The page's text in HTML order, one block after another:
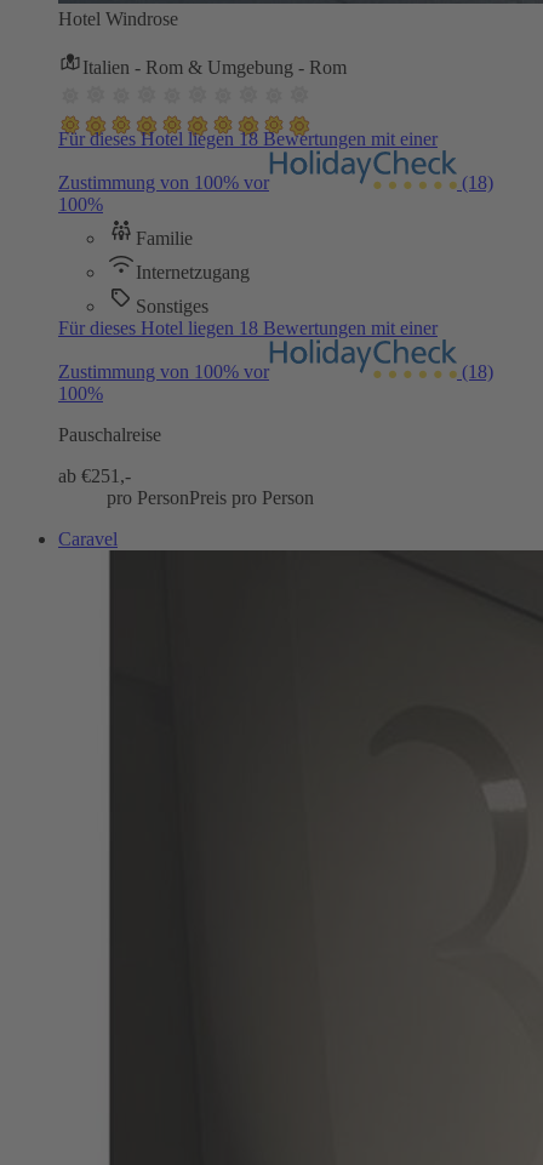
Hotel Windrose
Italien - Rom & Umgebung - Rom
Für dieses Hotel liegen 18 Bewertungen mit einer
Zustimmung von 100% vor
(18)
100%
Familie
Internetzugang
Sonstiges
Für dieses Hotel liegen 18 Bewertungen mit einer
Zustimmung von 100% vor
(18)
100%
Pauschalreise
ab €251,-
pro PersonPreis pro Person
Caravel